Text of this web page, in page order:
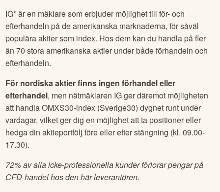
IG* är en mäklare som erbjuder möjlighet till för- och
efterhandeln på de amerikanska marknaderna, för såväl
populära aktier som index. Hos dem kan du handla på fler
än 70 stora amerikanska aktier under både förhandeln och
efterhandeln.
För nordiska aktier finns ingen förhandel eller
efterhandel, men nätmäklaren IG ger däremot möjligheten
att handla OMXS30-index (Sverige30) dygnet runt under
vardagar, vilket ger dig en möjlighet att ta positioner eller
hedga din aktieportfölj före eller efter stängning (kl. 09.00-
17.30).
72% av alla icke-professionella kunder förlorar pengar på
CFD-handel hos den här leverantören.